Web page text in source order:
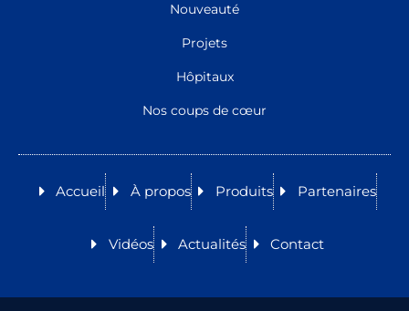
Nouveauté
Projets
Hôpitaux
Nos coups de cœur
Accueil À propos Produits Partenaires
Vidéos Actualités Contact